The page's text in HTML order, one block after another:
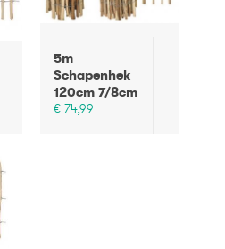
5m
Schapenhek
120cm 7/8cm
€ 74,99